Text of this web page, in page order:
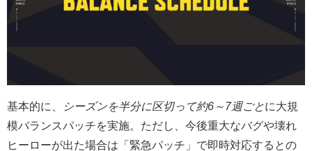
基本的に、 シーズンを半分に区切って約6～7週ごとに大規
模バランスパッチを実施。ただし、今後重大なバグや壊れ
ヒーローが出た場合は 「緊急パッチ」 で即時対応するとの